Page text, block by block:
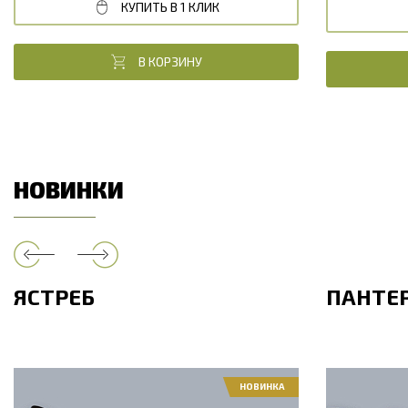
КУПИТЬ В 1 КЛИК
В КОРЗИНУ
НОВИНКИ
ЯСТРЕБ
НОВИНКА